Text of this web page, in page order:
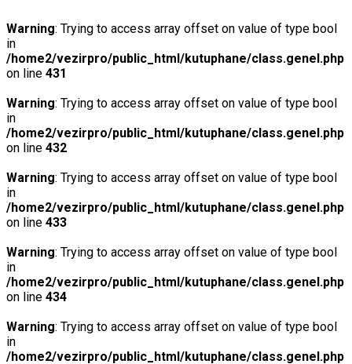
Warning: Trying to access array offset on value of type bool
in
/home2/vezirpro/public_html/kutuphane/class.genel.php
on line 431
Warning: Trying to access array offset on value of type bool
in
/home2/vezirpro/public_html/kutuphane/class.genel.php
on line 432
Warning: Trying to access array offset on value of type bool
in
/home2/vezirpro/public_html/kutuphane/class.genel.php
on line 433
Warning: Trying to access array offset on value of type bool
in
/home2/vezirpro/public_html/kutuphane/class.genel.php
on line 434
Warning: Trying to access array offset on value of type bool
in
/home2/vezirpro/public_html/kutuphane/class.genel.php